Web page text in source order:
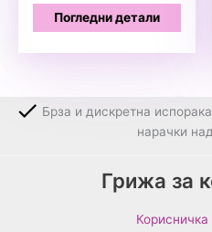
was:
1599 ден.
is:
Погледни детали
Брза и дискретна испорака
нарачки
Грижа за